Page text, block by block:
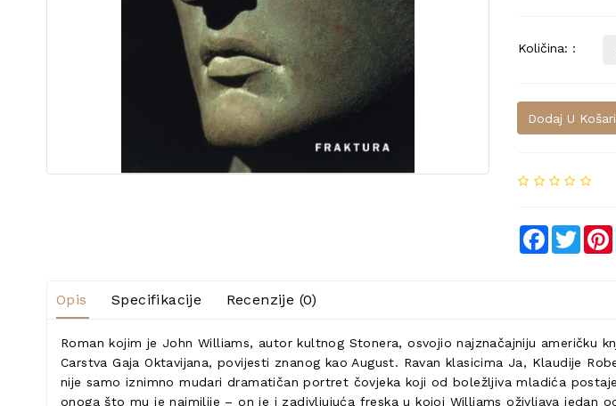
Količina: :
Dodaj U
Facebook
Opis Specifikacije Recenzije (0)
Roman kojim je John Williams, autor kultnog Stonera, osvojio najznačajniju američku
Carstva Gaja Oktavijana, povijesti znanog kao August. Ravan klasicima Ja, Klaudije
nije samo iznimno mudari dramatičan portret čovjeka koji od boležljiva mladića
onoga što mu je najmilije – on je i zadivljujuća freska u kojoj Williams oživljava jedan